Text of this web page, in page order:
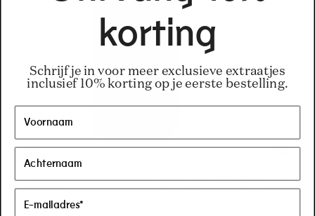
Juice+ Regular price
34 €-155 €
Regular price
155€
Regular
34€ Milk+
korting
Schrijf je in voor meer exclusieve extraatjes
inclusief 10% korting op je eerste bestelling.